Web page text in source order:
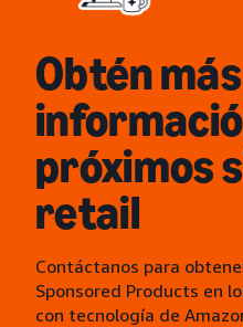
Obtén más
próximos
retail
Contáctanos para
Sponsored Products en
con tecnología de